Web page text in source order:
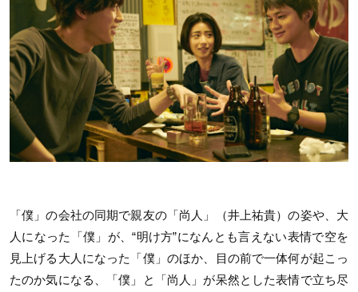
「僕」の会社の同期で親友の「尚人」（井上祐貴）の姿や、大
人になった「僕」が、“明け方”になんとも言えない表情で空を
見上げる大人になった「僕」のほか、目の前で一体何が起こっ
たのか気になる、「僕」と「尚人」が呆然とした表情で立ち尽